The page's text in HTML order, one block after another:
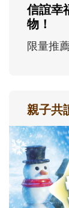
信誼幸
物！
限量推
親子共